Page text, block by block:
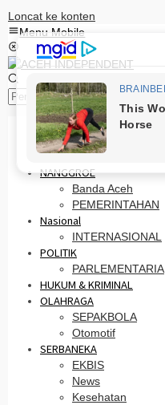
Loncat ke konten
Menu Mobile
HOME
PRO OTONOMI
NANGGROE
Banda Aceh
PEMERINTAHAN
Nasional
INTERNASIONAL
POLITIK
PARLEMENTARIA
HUKUM & KRIMINAL
OLAHRAGA
SEPAKBOLA
Otomotif
SERBANEKA
EKBIS
News
Kesehatan